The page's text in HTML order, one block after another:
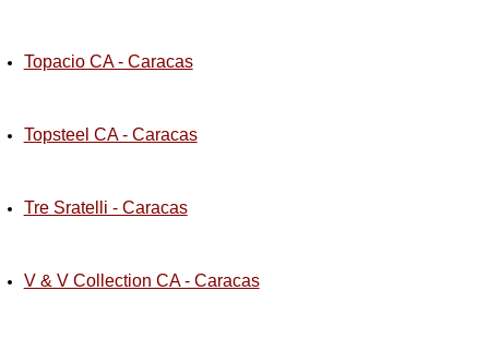
Topacio CA - Caracas
Topsteel CA - Caracas
Tre Sratelli - Caracas
V & V Collection CA - Caracas